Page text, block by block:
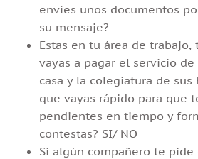
envíes unos documentos
su mensaje?
Estas en tu área de
vayas a pagar el servicio
casa y la colegiatura de
que vayas rápido para que
pendientes en tiempo y
contestas? SI/ NO
Si algún compañero te